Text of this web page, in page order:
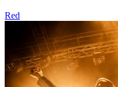
Red